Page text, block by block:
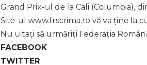
Grand Prix-ul de la Cali (Columbia),
Site-ul www.frscrima.ro vă va ține la
Nu uitați să urmăriți Federația
FACEBOOK
TWITTER